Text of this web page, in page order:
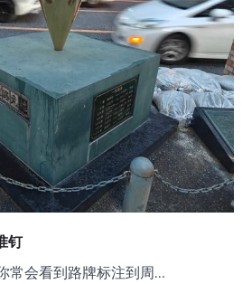
钉
常会看到路牌标注到周…